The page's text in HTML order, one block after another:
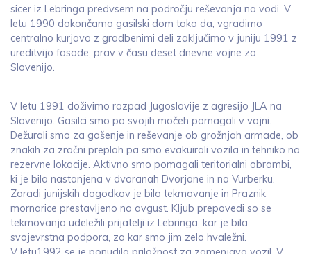
sicer iz Lebringa predvsem na področju reševanja na vodi. V
letu 1990 dokončamo gasilski dom tako da, vgradimo
centralno kurjavo z gradbenimi deli zaključimo v juniju 1991 z
ureditvijo fasade, prav v času deset dnevne vojne za
Slovenijo.
V letu 1991 doživimo razpad Jugoslavije z agresijo JLA na
Slovenijo. Gasilci smo po svojih močeh pomagali v vojni.
Dežurali smo za gašenje in reševanje ob grožnjah armade, ob
znakih za zračni preplah pa smo evakuirali vozila in tehniko na
rezervne lokacije. Aktivno smo pomagali teritorialni obrambi,
ki je bila nastanjena v dvoranah Dvorjane in na Vurberku.
Zaradi junijskih dogodkov je bilo tekmovanje in Praznik
mornarice prestavljeno na avgust. Kljub prepovedi so se
tekmovanja udeležili prijatelji iz Lebringa, kar je bila
svojevrstna podpora, za kar smo jim zelo hvaležni.